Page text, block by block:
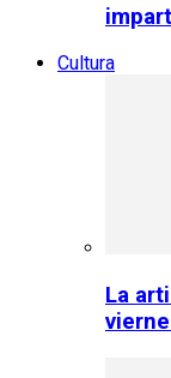
Cultura
La